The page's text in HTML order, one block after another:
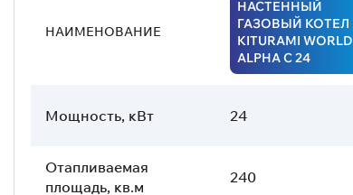
НАИМЕНОВАНИЕ
НАСТЕННЫЙ
ГАЗОВЫЙ КОТЕЛ
KITURAMI WORLD
ALPHA С 24
Мощность, кВт 24
Отапливаемая
площадь, кв.м
240